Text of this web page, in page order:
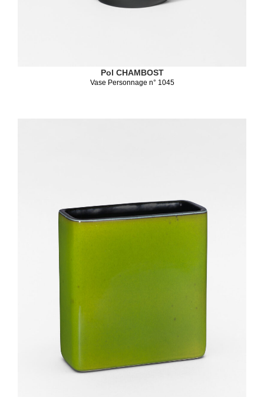
Pol CHAMBOST
Vase Personnage n° 1045